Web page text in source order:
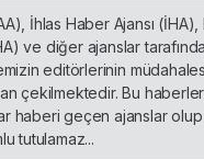
İhlas Haber Ajansı
ve diğer ajanslar
editörlerinin
çekilmektedir. Bu
haberi geçen ajanslar
tutulamaz...